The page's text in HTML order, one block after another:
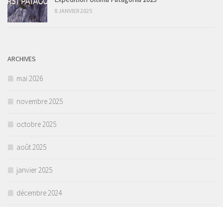
8 JANVIER 2025
ARCHIVES
mai 2026
novembre 2025
octobre 2025
août 2025
janvier 2025
décembre 2024